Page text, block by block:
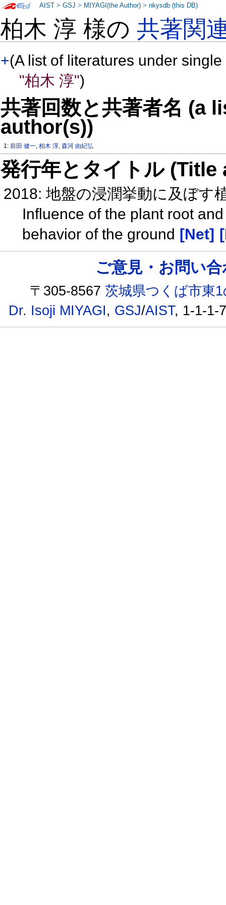
柏木 淳 様の共著関
+(A list of literatures under
"柏木 淳")
共著回数と共著者名 (a
author(s))
1:前田 健一,柏木 淳,森河 由紀弘
発行年とタイトル
2018: 地盤の浸潤挙動に及ぼす
Influence of the plant root
behavior of the ground [Net]
AIST >GSJ > MIYAGI(the Author) >nkysdb (this DB)
ご意見・お問い
〒305-8567茨城県つくば市東
Dr. Isoji MIYAGI, GSJ/AIST, 1-1-1-